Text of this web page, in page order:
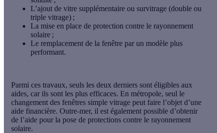
L’ajout de vitre supplémentaire ou survitrage (double ou
triple vitrage) ;
La mise en place de protection contre le rayonnement
solaire ;
Le remplacement de la fenêtre par un modèle plus
performant.
Parmi ces travaux, seuls les deux derniers sont éligibles aux
aides, car ils sont les plus efficaces. En métropole, seul le
changement des fenêtres simple vitrage peut faire l’objet d’une
aide financière. Outre-mer, il est également possible d’obtenir
de l’aide pour la pose de protections contre le rayonnement
solaire.